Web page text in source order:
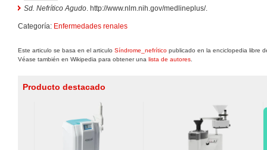
Sd. Nefrítico Agudo . http://www.nlm.nih.gov/medlineplus/.
Categoría: Enfermedades renales
Este articulo se basa en el articulo Síndrome_nefrítico publicado en la enciclopedia libre
Véase también en Wikipedia para obtener una lista de autores
Producto destacado